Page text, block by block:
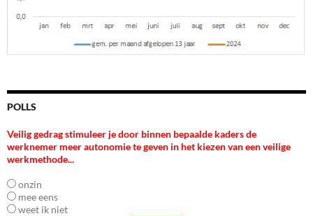
POLLS
Veilig gedrag stimuleer je door binnen bepaalde kaders de
werknemer meer autonomie te geven in het kiezen van een veilige
werkmethode...
onzin
mee eens
weet ik niet